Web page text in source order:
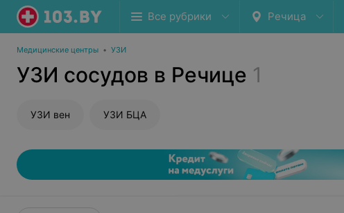
Все рубрики Речица
Медицинские центры • УЗИ
УЗИ сосудов в Речице 1
УЗИ вен УЗИ БЦА